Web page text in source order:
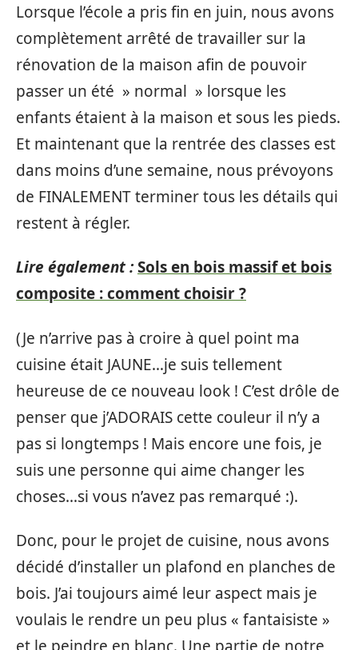
Lorsque l’école a pris fin en juin, nous avons
complètement arrêté de travailler sur la
rénovation de la maison afin de pouvoir
passer un été » normal » lorsque les
enfants étaient à la maison et sous les pieds.
Et maintenant que la rentrée des classes est
dans moins d’une semaine, nous prévoyons
de FINALEMENT terminer tous les détails qui
restent à régler.
Lire également :Sols en bois massif et bois
composite : comment choisir ?
(Je n’arrive pas à croire à quel point ma
cuisine était JAUNE…je suis tellement
heureuse de ce nouveau look ! C’est drôle de
penser que j’ADORAIS cette couleur il n’y a
pas si longtemps ! Mais encore une fois, je
suis une personne qui aime changer les
choses…si vous n’avez pas remarqué :).
Donc, pour le projet de cuisine, nous avons
décidé d’installer un plafond en planches de
bois. J’ai toujours aimé leur aspect mais je
voulais le rendre un peu plus « fantaisiste »